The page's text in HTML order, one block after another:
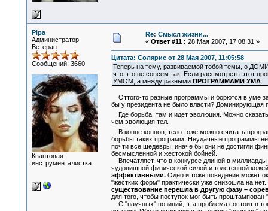
Pipa
Администратор
Ветеран
Сообщений: 3660
Квантовая
инструменталистка
Re: Смысл жизни...
« Ответ #11 : 28 Мая 2007, 17:08:31 »
Цитата: Солярис от 28 Мая 2007, 11:05:58
Теперь на тему, развиваемой тобой темы, о
что это не совсем так. Если рассмотреть этот
УМОМ, а между разными ПРОГРАММАМИ УМА.
Оттого-то разные программы и борются в уме
бы у президента не было власти? Доминирующая
Где борьба, там и идет эволюция. Можно
чем эволюция тел.
В конце концов, тело тоже можно считать
борьбы таких программ. Неудачные программы
почти все шедевры, иначе бы они не достигли
бесмысленной и жестокой бойней.
Впечатляет, что в конкурсе длиной в
чудовищной физической силой и толстенной
эффективными.Одно и тоже поведение может
"жестких форм" практически уже снизошла на
существование перешла в другую фазу –
для того, чтобы поступок мог быть проштампован
С "научных" позиций, эта проблема состоит в